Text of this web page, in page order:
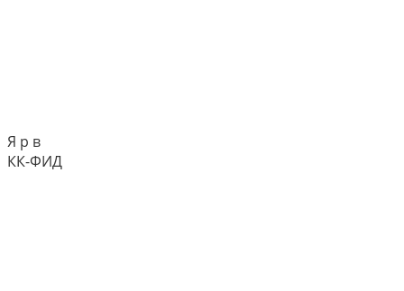
Я р в
КК-ФИД